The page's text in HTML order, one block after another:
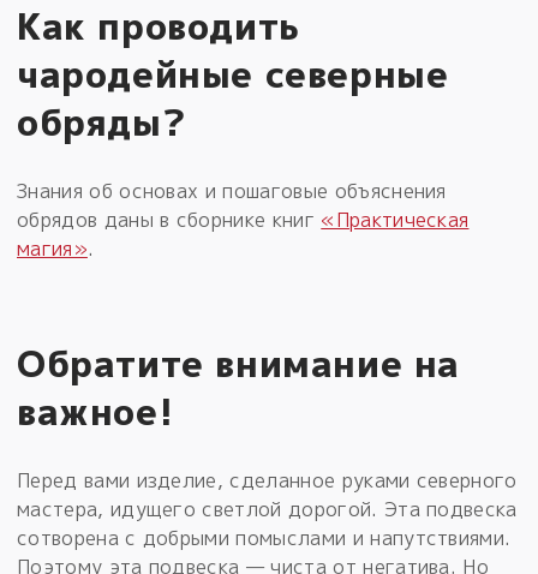
Как проводить
чародейные северные
обряды?
Знания об основах и пошаговые объяснения
обрядов даны в сборнике книг «Практическая
магия».
Обратите внимание на
важное!
Перед вами изделие, сделанное руками северного
мастера, идущего светлой дорогой. Эта подвеска
сотворена с добрыми помыслами и напутствиями.
Поэтому эта подвеска — чиста от негатива. Но